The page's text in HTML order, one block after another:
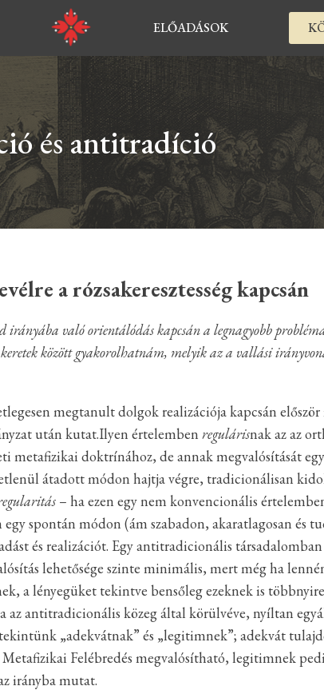
ELŐADÁSOK
és antitradíció
a rózsakeresztesség kapcsán
való orientálódás kapcsán a legnagyobb
között gyakorolhatnám, melyik az a vallási
megtanult dolgok realizációja kapcsán
után kutat.Ilyen értelemben regulárisnak az az
metafizikai doktrínához, de annak megvalósítását
átadott módon hajtja végre, tradicionálisan
– ha ezen egy nem konvencionális
spontán módon (ám szabadon, akaratlagosan és
és realizációt. Egy antitradicionális
lehetősége szinte minimális, mert még ha
a lényegüket tekintve bensőleg ezeknek is
az antitradicionális közeg által körülvéve, nyíltan
„adekvátnak” és „legitimnek”; adekvát
Felébredés megvalósítható, legitimnek
irányba mutat.